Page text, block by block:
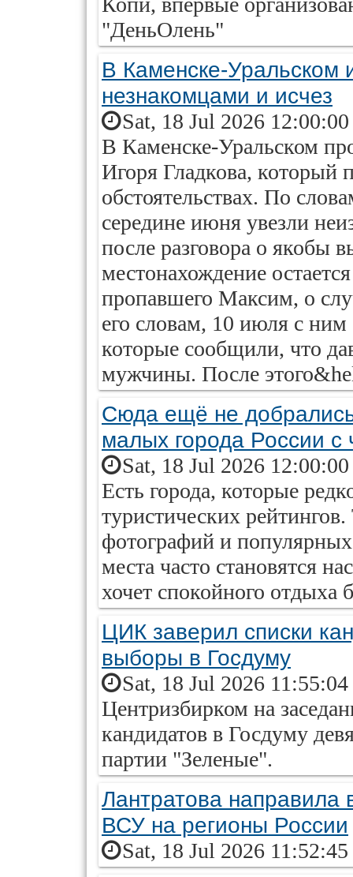
"ДеньОлень"
В Каменске-Уральском
незнакомцами и исчез
Sat, 18 Jul 2026
В Каменске-Уральском
Игоря Гладкова, который
обстоятельствах. По
середине июня увезли
после разговора о якобы
местонахождение
пропавшего Максим, о
его словам, 10 июля с ним
которые сообщили, что
мужчины. После
Сюда ещё не
малых города России
Sat, 18 Jul 2026
Есть города, которые
туристических
фотографий и
места часто становятся
хочет спокойного отдыха
ЦИК заверил списки
выборы в Госдуму
Sat, 18 Jul 2026
Центризбирком на
кандидатов в Госдуму
партии "Зеленые".
Лантратова
ВСУ на регионы России
Sat, 18 Jul 2026